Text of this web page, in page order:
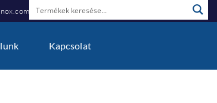
Kapcsolat